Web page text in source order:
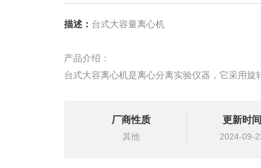
描述： 台式大容量离心机
产品介绍：
台式大容离心机是离心分离实验仪器，它采用
心分离效果更佳。
厂商性质
其他
更新时间
2024-09-